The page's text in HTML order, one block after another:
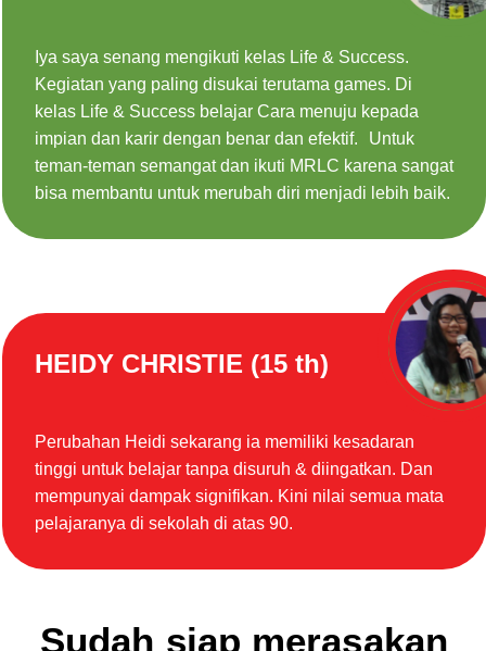
Iya saya senang mengikuti kelas Life & Success.
Kegiatan yang paling disukai terutama games. Di
kelas Life & Success belajar Cara menuju kepada
impian dan karir dengan benar dan efektif. Untuk
teman-teman semangat dan ikuti MRLC karena sangat
bisa membantu untuk merubah diri menjadi lebih baik.
HEIDY CHRISTIE (15 th)
Perubahan Heidi sekarang ia memiliki kesadaran
tinggi untuk belajar tanpa disuruh & diingatkan. Dan
mempunyai dampak signifikan. Kini nilai semua mata
pelajaranya di sekolah di atas 90.
Sudah siap merasakan